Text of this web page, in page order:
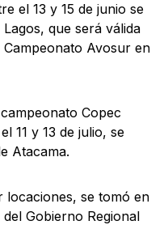
el 13 y 15 de junio se
que será válida
Avosur en
Copec
11 y 13 de julio, se
Atacama.
locaciones, se tomó en
Gobierno Regional